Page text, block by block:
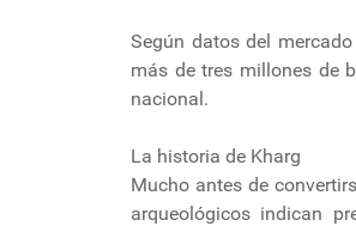
Según datos del
más de tres millones de
nacional.
La historia de Kharg
Mucho antes de
arqueológicos indican